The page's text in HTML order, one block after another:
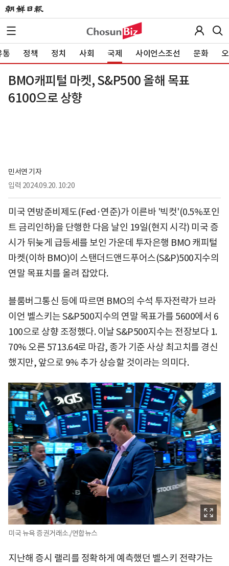
통 정책 정치 사회 국제 사이언스조선 문화
BMO캐피털 마켓, S&P500 올해 목표
6100으로 상향
민서연 기자
입력 2024.09.20. 10:20
미국 연방준비제도(Fed·연준)가 이른바 '빅컷'(0.5%포인
트 금리인하)을 단행한 다음 날인 19일(현지 시각) 미국 증
시가 뒤늦게 급등세를 보인 가운데 투자은행 BMO 캐피털
마켓(이하 BMO)이 스탠더드앤드푸어스(S&P)500지수의
연말 목표치를 올려 잡았다.
블룸버그통신 등에 따르면 BMO의 수석 투자전략가 브라
이언 벨스키는 S&P500지수의 연말 목표가를 5600에서 6
100으로 상향 조정했다. 이날 S&P500지수는 전장보다 1.
70% 오른 5713.64로 마감, 종가 기준 사상 최고치를 경신
했지만, 앞으로 9% 추가 상승할 것이라는 의미다.
미국 뉴욕 증권거래소./연합뉴스
지난해 증시 랠리를 정확하게 예측했던 벨스키 전략가는